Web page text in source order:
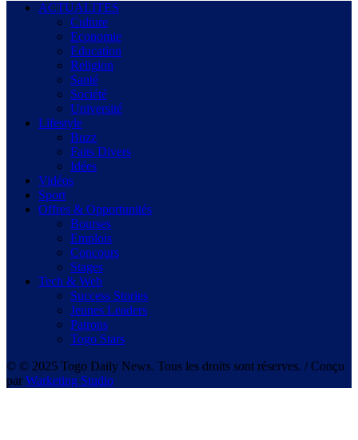
ACTUALITES
Culture
Economie
Education
Religion
Santé
Société
Université
Lifestyle
Buzz
Faits Divers
Idées
Vidéos
Sport
Offres & Opportunités
Bourses
Emplois
Concours
Stages
Tech & Web
Success Stories
Jeunes Leaders
Patrons
Togo Stars
© © 2025 Togo Daily News. Tous les droits sont réserves. / Conçu
par Warketing Studio